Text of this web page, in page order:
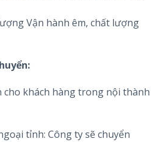
Vận hành êm, chất lượng
cho khách hàng trong nội thành
tỉnh: Công ty sẽ chuyển